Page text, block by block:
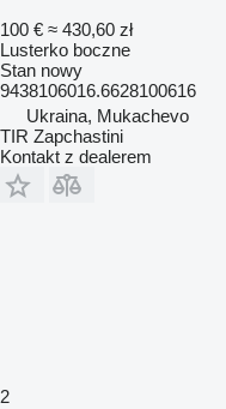
100 € ≈ 430,60 zł
Lusterko boczne
Stan nowy
9438106016.6628100616
Ukraina, Mukachevo
TIR Zapchastini
Kontakt z dealerem
2